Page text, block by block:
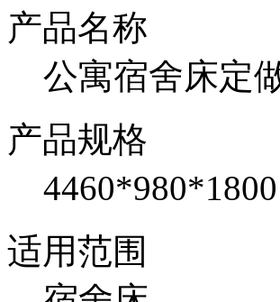
产品名称
公寓宿舍床定
产品规格
适用范围